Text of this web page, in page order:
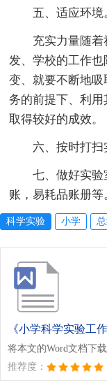
五、适应环境
充实力量随
发、学校的工作
变、就要不断地
务的前提下、利
取得较好的成效。
六、按时打扫
七、做好实
账，易耗品账册等
科学实验 小学
《小学科学实验工
将本文的Word文档下
推荐度：